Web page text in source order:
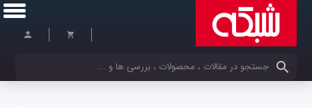
کلمات کلیدی خود را وارد کنید